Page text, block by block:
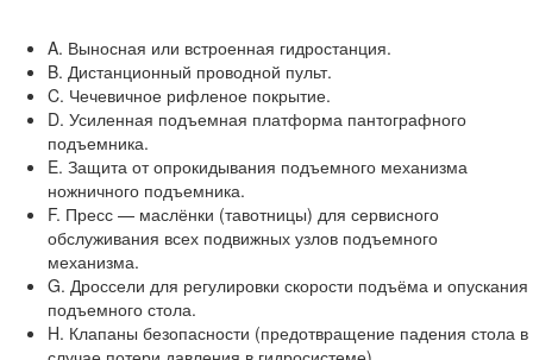
A. Выносная или встроенная гидростанция.
B. Дистанционный проводной пульт.
C. Чечевичное рифленое покрытие.
D. Усиленная подъемная платформа пантографного
подъемника.
E. Защита от опрокидывания подъемного механизма
ножничного подъемника.
F. Пресс — маслёнки (тавотницы) для сервисного
обслуживания всех подвижных узлов подъемного
механизма.
G. Дроссели для регулировки скорости подъёма и опускания
подъемного стола.
H. Клапаны безопасности (предотвращение падения стола в